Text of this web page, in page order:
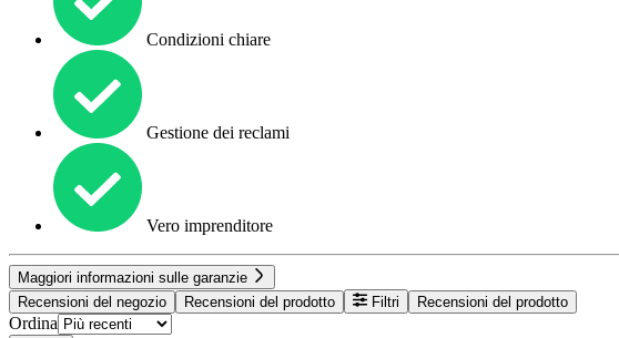
Condizioni chiare
Gestione dei reclami
Vero imprenditore
Maggiori informazioni sulle garanzie
Recensioni del negozio
Recensioni del prodotto Filtri Recensioni del prodotto
Ordina